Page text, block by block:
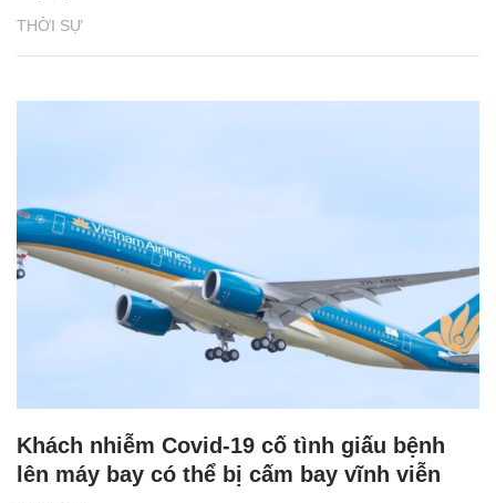
THỜI SỰ
Khách nhiễm Covid-19 cố tình giấu bệnh
lên máy bay có thể bị cấm bay vĩnh viễn